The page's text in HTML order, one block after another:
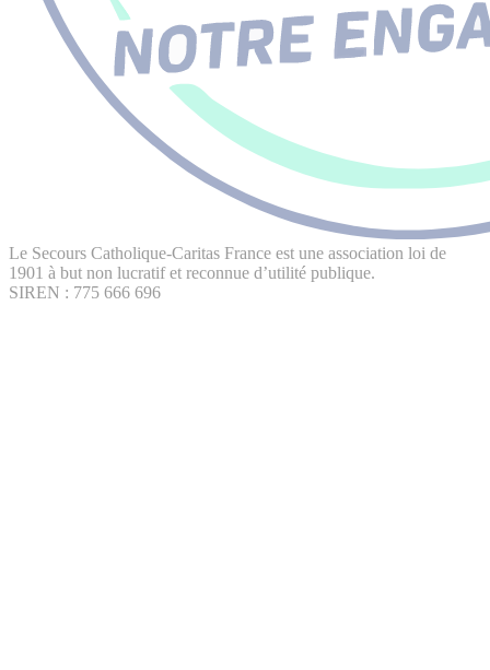
Le Secours Catholique-Caritas France est une association loi de
1901 à but non lucratif et reconnue d’utilité publique.
SIREN : 775 666 696